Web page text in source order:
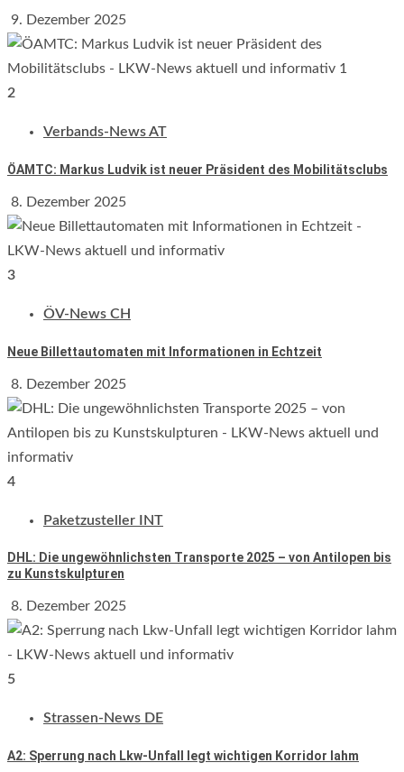
9. Dezember 2025
2
Verbands-News AT
ÖAMTC: Markus Ludvik ist neuer Präsident des Mobilitätsclubs
8. Dezember 2025
3
ÖV-News CH
Neue Billettautomaten mit Informationen in Echtzeit
8. Dezember 2025
4
Paketzusteller INT
DHL: Die ungewöhnlichsten Transporte 2025 – von Antilopen bis
zu Kunstskulpturen
8. Dezember 2025
5
Strassen-News DE
A2: Sperrung nach Lkw-Unfall legt wichtigen Korridor lahm